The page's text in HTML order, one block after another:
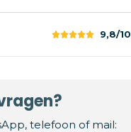
9,8/10
telefoon of mail: